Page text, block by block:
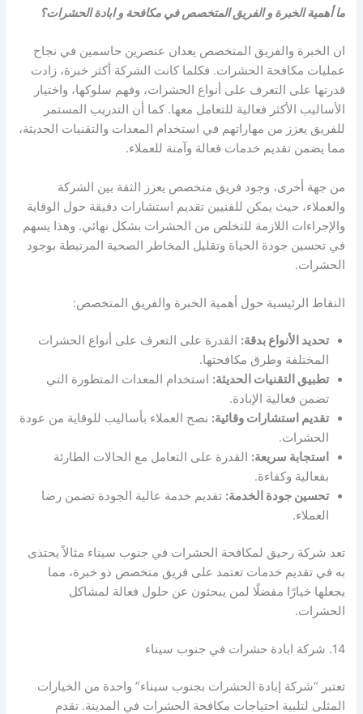
ما أهمية الخبرة و الفريق المتخصص في مكافحة و ابادة الحشرات؟
ان الخبرة والفريق المتخصص يعدان عنصرين حاسمين في نجاح
عمليات مكافحة الحشرات. فكلما كانت الشركة أكثر خبرة، زادت
قدرتها على التعرف على أنواع الحشرات، وفهم سلوكها، واختيار
الأساليب الأكثر فعالية للتعامل معها. كما أن التدريب المستمر
للفريق يعزز من مهاراتهم في استخدام المعدات والتقنيات الحديثة،
مما يضمن تقديم خدمات فعالة وآمنة للعملاء.
من جهة أخرى، وجود فريق متخصص يعزز الثقة بين الشركة
والعملاء، حيث يمكن للفنيين تقديم استشارات دقيقة حول الوقاية
والإجراءات اللازمة للتخلص من الحشرات بشكل نهائي. وهذا يسهم
في تحسين جودة الحياة وتقليل المخاطر الصحية المرتبطة بوجود
الحشرات.
النقاط الرئيسية حول أهمية الخبرة والفريق المتخصص:
تحديد الأنواع بدقة: القدرة على التعرف على أنواع الحشرات
المختلفة وطرق مكافحتها.
تطبيق التقنيات الحديثة: استخدام المعدات المتطورة التي
تضمن فعالية الإبادة.
تقديم استشارات وقائية: نصح العملاء بأساليب للوقاية من عودة
الحشرات.
استجابة سريعة: القدرة على التعامل مع الحالات الطارئة
بفعالية وكفاءة.
تحسين جودة الخدمة: تقديم خدمة عالية الجودة تضمن رضا
العملاء.
تعد شركة رحيق لمكافحة الحشرات في جنوب سيناء مثالاً يحتذى
به في تقديم خدمات تعتمد على فريق متخصص ذو خبرة، مما
يجعلها خيارًا مفضلًا لمن يبحثون عن حلول فعالة لمشاكل
الحشرات.
14. شركة ابادة حشرات في جنوب سيناء
تعتبر “شركة إبادة الحشرات بجنوب سيناء” واحدة من الخيارات
المثلى لتلبية احتياجات مكافحة الحشرات في المدينة. تقدم